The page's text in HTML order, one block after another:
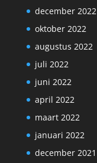
december 2022
oktober 2022
augustus 2022
juli 2022
juni 2022
april 2022
maart 2022
januari 2022
december 2021